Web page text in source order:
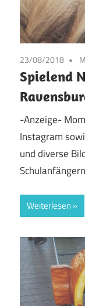
23/08/2018
Spielend
-Anzeige-
Instagram
und diverse
Schulanfängern
Weiterlesen